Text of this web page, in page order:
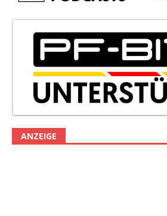
ANZEIGE